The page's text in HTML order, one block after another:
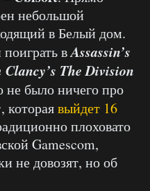
небольшой
в Белый дом.
поиграть вAssassin’s
Clancy’s The Division
не было ничего про
, котораявыйдет 16
плоховато
Gamescom,
не довозят, но об